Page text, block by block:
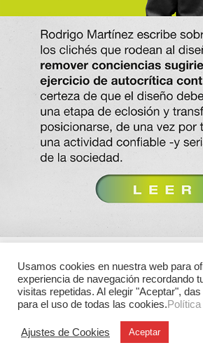
Usamos cookies en nuestra web para
experiencia de navegación recordando
visitas repetidas. Al elegir "Aceptar",
para el uso de todas las cookies.
Ajustes de Cookies Aceptar